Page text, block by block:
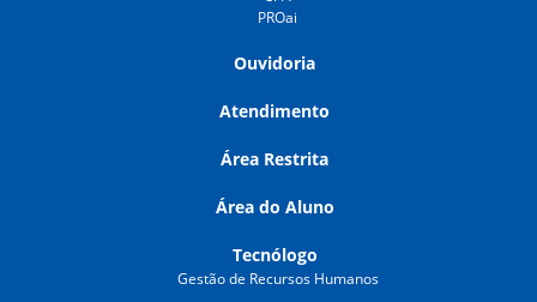
PROai
Ouvidoria
Atendimento
Área Restrita
Área do Aluno
Tecnólogo
Gestão de Recursos Humanos